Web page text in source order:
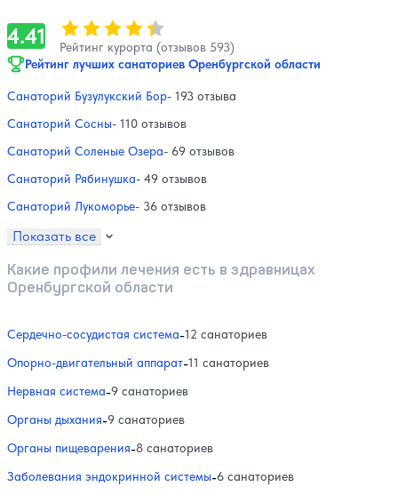
4.41 Оценка, количество звезд:
Рейтинг курорта (отзывов 593)
Рейтинг лучших санаториев Оренбургской области
Санаторий Бузулукский Бор- 193 отзыва
Санаторий Сосны- 110 отзывов
Санаторий Соленые Озера- 69 отзывов
Санаторий Рябинушка- 49 отзывов
Санаторий Лукоморье- 36 отзывов
Показать все
Какие профили лечения есть в здравницах
Оренбургской области
Сердечно-сосудистая система-12 санаториев
Опорно-двигательный аппарат-11 санаториев
Нервная система-9 санаториев
Органы дыхания-9 санаториев
Органы пищеварения-8 санаториев
Заболевания эндокринной системы-6 санаториев